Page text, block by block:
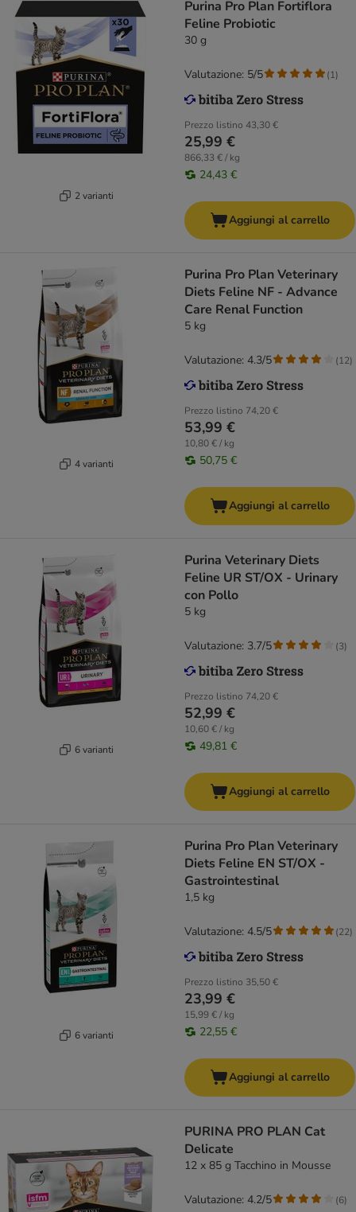
2 varianti
Purina Pro Plan Fortiflora
Feline Probiotic
30 g
Prezzo listino 43,30 €
25,99 €
866,33 € / kg
24,43 €
Valutazione: 5/5 (1)
Aggiungi al carrello
4 varianti
Purina Pro Plan Veterinary
Diets Feline NF - Advance
Care Renal Function
5 kg
Prezzo listino 74,20 €
53,99 €
10,80 € / kg
50,75 €
Valutazione: 4.3/5 (12)
Aggiungi al carrello
6 varianti
Purina Veterinary Diets
Feline UR ST/OX - Urinary
con Pollo
5 kg
Prezzo listino 74,20 €
52,99 €
10,60 € / kg
49,81 €
Valutazione: 3.7/5 (3)
Aggiungi al carrello
6 varianti
Purina Pro Plan Veterinary
Diets Feline EN ST/OX -
Gastrointestinal
1,5 kg
Prezzo listino 35,50 €
23,99 €
15,99 € / kg
22,55 €
Valutazione: 4.5/5 (22)
Aggiungi al carrello
PURINA PRO PLAN Cat
Delicate
12 x 85 g Tacchino in Mousse
Valutazione: 4.2/5 (6)